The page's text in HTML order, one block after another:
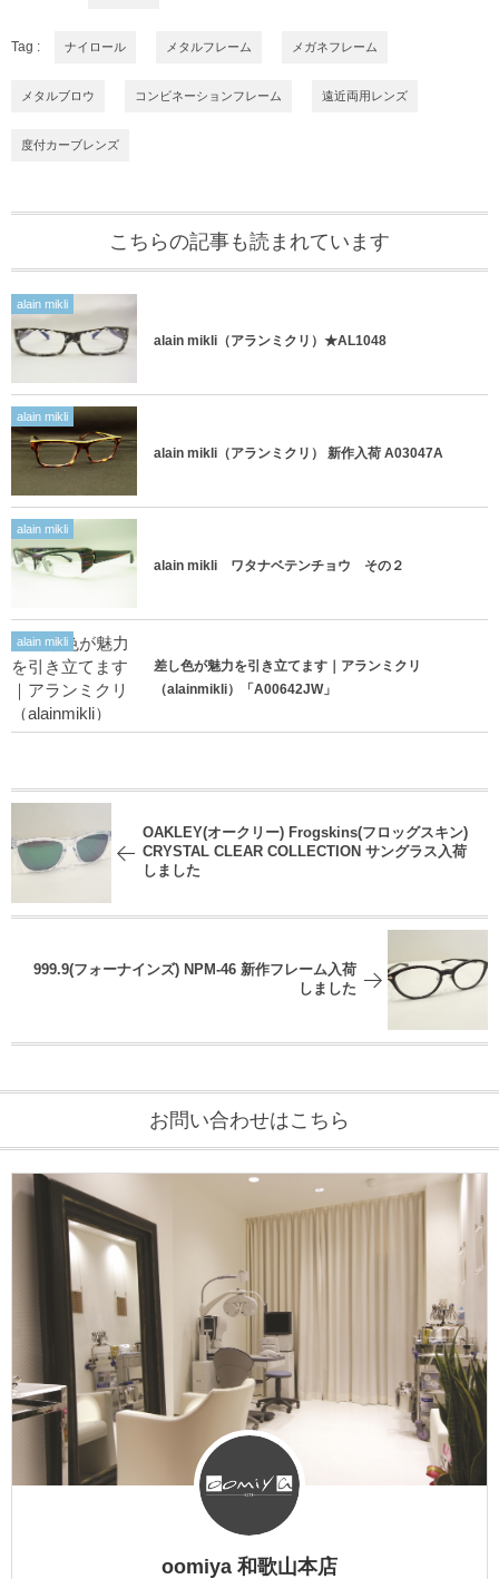
Tag : ナイロール メタルフレーム メガネフレーム
メタルブロウ コンビネーションフレーム 遠近両用レンズ
度付カーブレンズ
こちらの記事も読まれています
alain mikli
alain mikli（アランミクリ）★AL1048
alain mikli
alain mikli（アランミクリ） 新作入荷 A03047A
alain mikli
alain mikli ワタナベテンチョウ その２
alain mikli
差し色が魅力を引き立てます｜アランミクリ
（alainmikli）「A00642JW」
OAKLEY(オークリー) Frogskins(フロッグスキン)
CRYSTAL CLEAR COLLECTION サングラス入荷
しました
999.9(フォーナインズ) NPM-46 新作フレーム入荷
しました
お問い合わせはこちら
oomiya 和歌山本店